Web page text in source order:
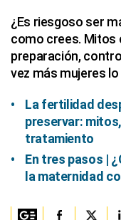
¿Es riesgoso ser
como crees. Mitos
preparación,
vez más mujeres lo
La fertilidad
preservar:
tratamiento
En tres pasos |
la maternidad